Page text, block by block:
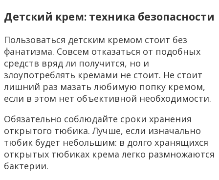
Детский крем: техника безопасности
Пользоваться детским кремом стоит без
фанатизма. Совсем отказаться от подобных
средств вряд ли получится, но и
злоупотреблять кремами не стоит. Не стоит
лишний раз мазать любимую попку кремом,
если в этом нет объективной необходимости.
Обязательно соблюдайте сроки хранения
открытого тюбика. Лучше, если изначально
тюбик будет небольшим: в долго хранящихся
открытых тюбиках крема легко размножаются
бактерии.